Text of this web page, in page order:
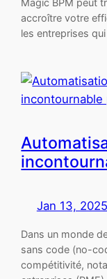
Magic BPM peut
accroître votre
les entreprises
Jan 13, 2025
Dans un monde
sans code (no-
compétitivité,